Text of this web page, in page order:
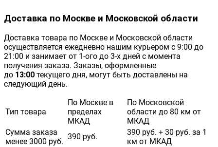
Доставка по Москве и Московской области
Доставка товара по Москве и Московской области
осуществляется ежедневно нашим курьером с 9:00 до
21:00 и занимает от 1-ого до 3-х дней с момента
получения заказа. Заказы, оформленные
до 13:00 текущего дня, могут быть доставлены на
следующий день.
Тип товара
По Москве в
пределах
МКАД
По Московской
области до 80 км от
МКАД
Сумма заказа
менее 3000 руб.
390 руб.
390 руб. + 30 руб. за 1
км от МКАД